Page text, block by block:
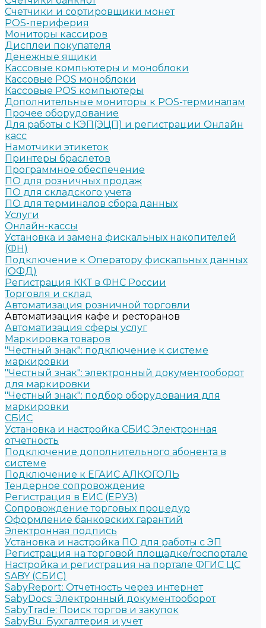
Счетчики и сортировщики монет
POS-периферия
Мониторы кассиров
Дисплеи покупателя
Денежные ящики
Кассовые компьютеры и моноблоки
Кассовые POS моноблоки
Кассовые POS компьютеры
Дополнительные мониторы к POS-терминалам
Прочее оборудование
Для работы с КЭП(ЭЦП) и регистрации Онлайн
касс
Намотчики этикеток
Принтеры браслетов
Программное обеспечение
ПО для розничных продаж
ПО для складского учета
ПО для терминалов сбора данных
Услуги
Онлайн-кассы
Установка и замена фискальных накопителей
(ФН)
Подключение к Оператору фискальных данных
(ОФД)
Регистрация ККТ в ФНС России
Торговля и склад
Автоматизация розничной торговли
Автоматизация кафе и ресторанов
Автоматизация сферы услуг
Маркировка товаров
"Честный знак": подключение к системе
маркировки
"Честный знак": электронный документооборот
для маркировки
"Честный знак": подбор оборудования для
маркировки
СБИС
Установка и настройка СБИС Электронная
отчетность
Подключение дополнительного абонента в
системе
Подключение к ЕГАИС АЛКОГОЛЬ
Тендерное сопровождение
Регистрация в ЕИС (ЕРУЗ)
Сопровождение торговых процедур
Оформление банковских гарантий
Электронная подпись
Установка и настройка ПО для работы с ЭП
Регистрация на торговой площадке/госпортале
Настройка и регистрация на портале ФГИС ЦС
SABY (СБИС)
SabyReport: Отчетность через интернет
SabyDocs: Электронный документооборот
SabyTrade: Поиск торгов и закупок
SabyBu: Бухгалтерия и учет